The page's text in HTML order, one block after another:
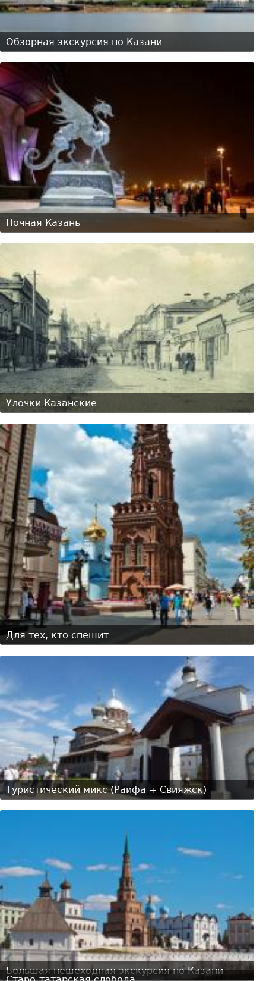
Обзорная экскурсия по Казани
Ночная Казань
Улочки Казанские
Для тех, кто спешит
Туристический микс (Раифа + Свияжск)
Большая пешеходная экскурсия по Казани